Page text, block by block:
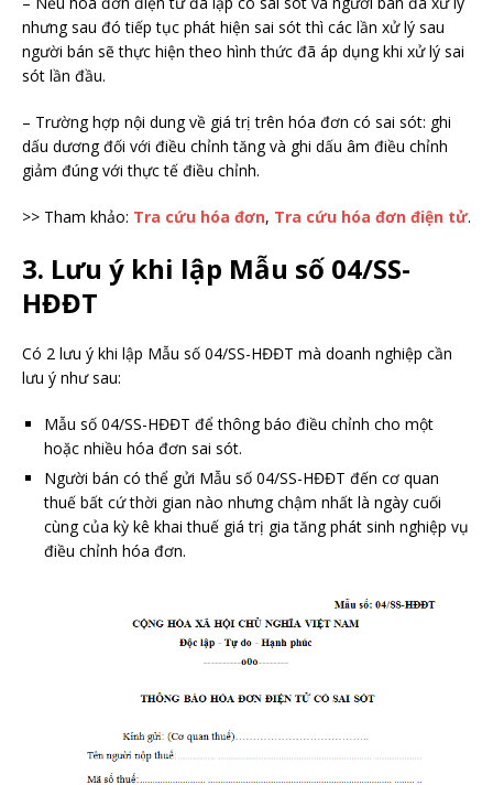
nhưng sau đó tiếp tục phát hiện sai sót thì các lần xử lý sau
người bán sẽ thực hiện theo hình thức đã áp dụng khi xử lý sai
sót lần đầu.
– Trường hợp nội dung về giá trị trên hóa đơn có sai sót: ghi
dấu dương đối với điều chỉnh tăng và ghi dấu âm điều chỉnh
giảm đúng với thực tế điều chỉnh.
>> Tham khảo: Tra cứu hóa đơn, Tra cứu hóa đơn điện tử.
3. Lưu ý khi lập Mẫu số 04/SS-
HĐĐT
Có 2 lưu ý khi lập Mẫu số 04/SS-HĐĐT mà doanh nghiệp cần
lưu ý như sau:
Mẫu số 04/SS-HĐĐT để thông báo điều chỉnh cho một
hoặc nhiều hóa đơn sai sót.
Người bán có thể gửi Mẫu số 04/SS-HĐĐT đến cơ quan
thuế bất cứ thời gian nào nhưng chậm nhất là ngày cuối
cùng của kỳ kê khai thuế giá trị gia tăng phát sinh nghiệp vụ
điều chỉnh hóa đơn.